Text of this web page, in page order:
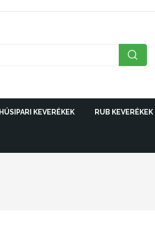
HÚSIPARI KEVERÉKEK RUB KEVERÉKEK